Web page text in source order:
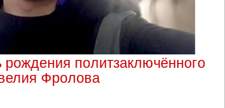
политзаключённого
Фролова